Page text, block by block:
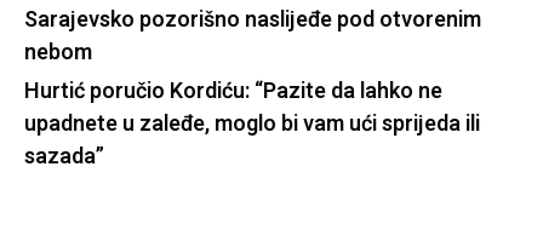
Sarajevsko pozorišno naslijeđe pod otvorenim
nebom
Hurtić poručio Kordiću: “Pazite da lahko ne
upadnete u zaleđe, moglo bi vam ući sprijeda ili
sazada”